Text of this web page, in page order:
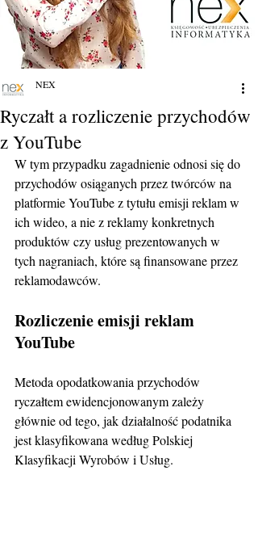
Ryczałt a rozliczenie przychodów
z YouTube
NEX
W tym przypadku zagadnienie odnosi się do
przychodów osiąganych przez twórców na
platformie YouTube z tytułu emisji reklam w
ich wideo, a nie z reklamy konkretnych
produktów czy usług prezentowanych w
tych nagraniach, które są finansowane przez
reklamodawców.
Rozliczenie emisji reklam
YouTube
Metoda opodatkowania przychodów
ryczałtem ewidencjonowanym zależy
głównie od tego, jak działalność podatnika
jest klasyfikowana według Polskiej
Klasyfikacji Wyrobów i Usług.